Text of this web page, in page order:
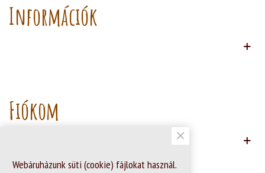
Információk
Fiókom
Webáruházunk süti (cookie) fájlokat használ.
×